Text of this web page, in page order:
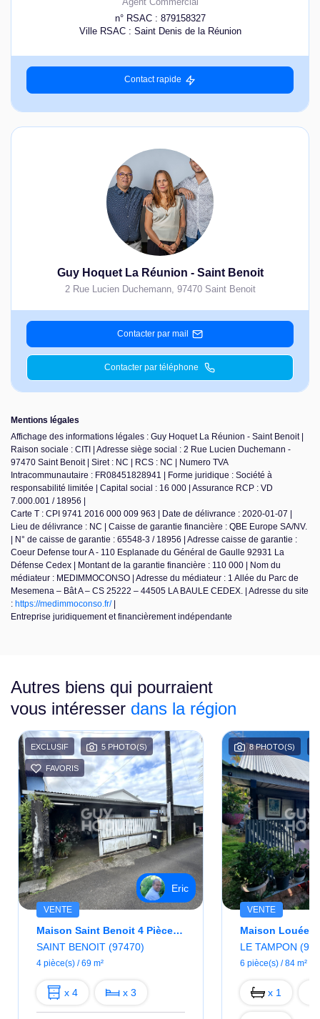
n° RSAC : 879158327
Ville RSAC : Saint Denis de la Réunion
Contact rapide
Guy Hoquet La Réunion - Saint Benoit
2 Rue Lucien Duchemann, 97470 Saint Benoit
Contacter par mail
Contacter par téléphone
Mentions légales
Affichage des informations légales : Guy Hoquet La Réunion - Saint Benoit |
Raison sociale : CITI | Adresse siège social : 2 Rue Lucien Duchemann -
97470 Saint Benoit | Siret : NC | RCS : NC | Numero TVA
Intracommunautaire : FR08451828941 | Forme juridique : Société à
responsabilité limitée | Capital social : 16 000 | Assurance RCP : VD
7.000.001 / 18956 |
Carte T : CPI 9741 2016 000 009 963 | Date de délivrance : 2020-01-07 |
Lieu de délivrance : NC | Caisse de garantie financière : QBE Europe SA/NV.
| N° de caisse de garantie : 65548-3 / 18956 | Adresse caisse de garantie :
Coeur Defense tour A - 110 Esplanade du Général de Gaulle 92931 La
Défense Cedex | Montant de la garantie financière : 110 000 | Nom du
médiateur : MEDIMMOCONSO | Adresse du médiateur : 1 Allée du Parc de
Mesemena – Bât A – CS 25222 – 44505 LA BAULE CEDEX. | Adresse du site
: https://medimmoconso.fr/|
Entreprise juridiquement et financièrement indépendante
Autres biens qui pourraient
vous intéresser dans la région
EXCLUSIF 5 PHOTO(S)
FAVORIS
Eric
VENTE
Maison Saint Benoit 4 Pièce(s) 69 M2
SAINT BENOIT (97470)
4 pièce(s) / 69 m²
x 4 x 3
8 PHOTO(S)
VENTE
LE TAMPON
6 pièce(s) / 84 m²
x 1